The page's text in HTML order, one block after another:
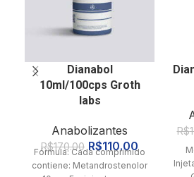
Dianabol
10ml/100cps Groth
labs
Anabolizantes
R$170.00 R$110.00
Fórmula: Cada comprimido
contiene: Metandrostenolona:
R$